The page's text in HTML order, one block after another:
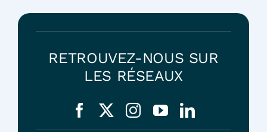
RETROUVEZ-NOUS SUR
LES RÉSEAUX